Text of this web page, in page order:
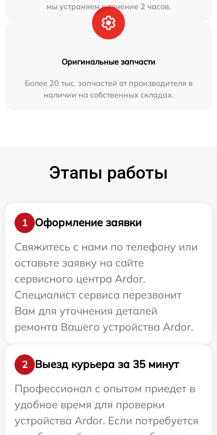
мы устраняем в течение 2 часов.
Оригинальные запчасти
Более 20 тыс. запчастей от производителя в
наличии на собственных складах.
Этапы работы
1
Оформление заявки
Свяжитесь с нами по телефону или
оставьте заявку на сайте
сервисного центра Ardor.
Специалист сервиса перезвонит
Вам для уточнения деталей
ремонта Вашего устройства Ardor.
2
Выезд курьера за 35 минут
Профессионал с опытом приедет в
удобное время для проверки
устройства Ardor. Если потребуется